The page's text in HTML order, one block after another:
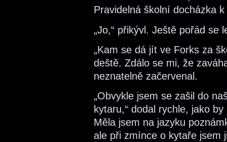
Pravidelná školní docházka
„Jo,“ přikývl. Ještě pořád se
„Kam se dá jít ve Forks za
deště. Zdálo se mi, že
neznatelně začervenal.
„Obvykle jsem se zašil do
kytaru,“ dodal rychle, jako
Měla jsem na jazyku
ale při zmínce o kytaře jsem